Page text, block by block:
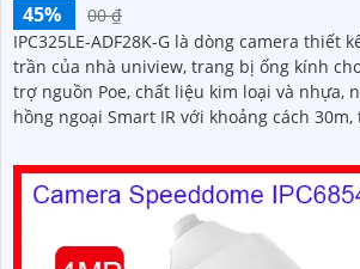
45%
00 ₫
IPC325LE-ADF28K-G là dòng camera thiết
trần của nhà uniview, trang bị ống kính
trợ nguồn Poe, chất liệu kim loại và nhựa,
hồng ngoại Smart IR với khoảng cách